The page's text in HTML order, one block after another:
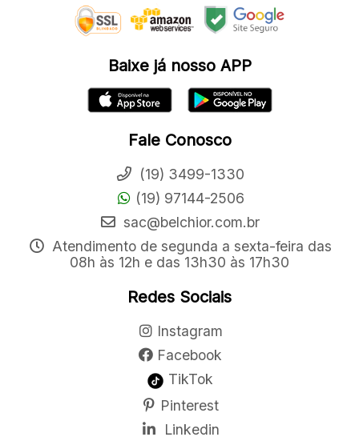
Baixe já nosso APP
Fale Conosco
(19) 3499-1330
(19) 97144-2506
sac@belchior.com.br
Atendimento de segunda a sexta-feira das
08h às 12h e das 13h30 às 17h30
Redes Sociais
Instagram
Facebook
TikTok
Pinterest
Linkedin